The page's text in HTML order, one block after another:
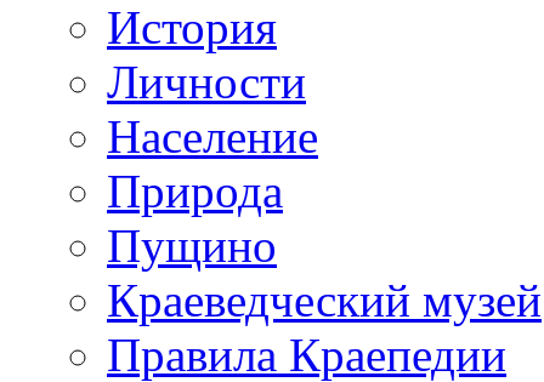
История
Личности
Население
Природа
Пущино
Краеведческий музей
Правила Краепедии